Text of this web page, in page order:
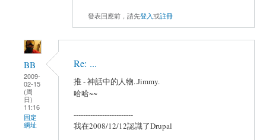
發表回應前，請先登入或註冊
BB
2009-
02-15
(周
日)
11:16
固定
網址
Re: ...
推 - 神話中的人物..Jimmy.
哈哈~~
-------------------------
我在2008/12/12認識了Drupal